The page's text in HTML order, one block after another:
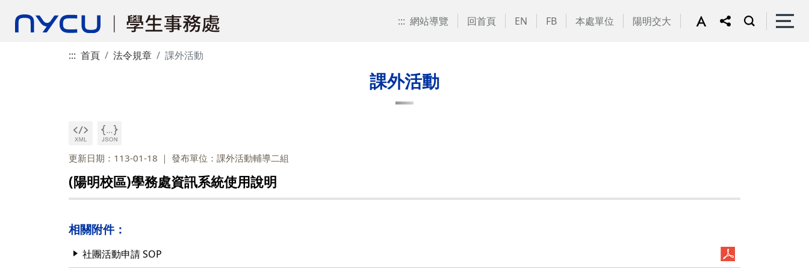
::: 網站導覽 回首頁 EN FB 本處單位 陽明交大
::: 首頁 法令規章 課外活動
課外活動
更新日期：113-01-18 發布單位：課外活動輔導二組
(陽明校區)學務處資訊系統使用說明
相關附件：
社團活動申請 SOP